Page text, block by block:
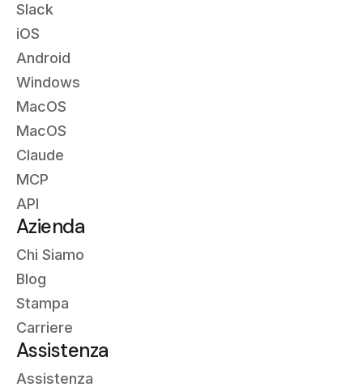
Slack
iOS
Android
Windows
MacOS
MacOS
Claude
MCP
API
Azienda
Chi Siamo
Blog
Stampa
Carriere
Assistenza
Assistenza